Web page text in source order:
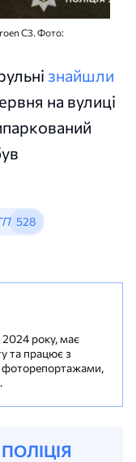
C3. Фото:
знайшли
на вулиці
528
2024 року, має
та працює з
фоторепортажами,
ПОЛІЦІЯ